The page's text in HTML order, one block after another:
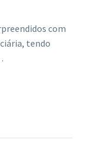
com
tendo